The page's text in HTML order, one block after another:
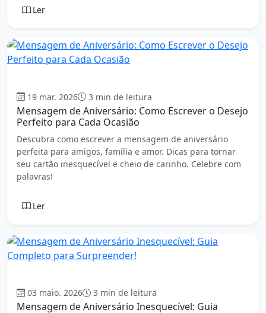
Ler
19 mar. 2026 3 min de leitura
Mensagem de Aniversário: Como Escrever o Desejo
Perfeito para Cada Ocasião
Descubra como escrever a mensagem de aniversário
perfeita para amigos, família e amor. Dicas para tornar
seu cartão inesquecível e cheio de carinho. Celebre com
palavras!
Ler
03 maio. 2026 3 min de leitura
Mensagem de Aniversário Inesquecível: Guia